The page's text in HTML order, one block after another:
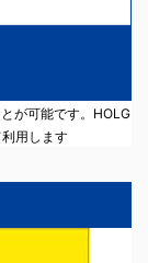
が可能です。HOLG
用します